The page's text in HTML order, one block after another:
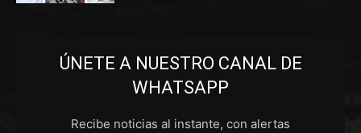
ÚNETE A NUESTRO CANAL DE
WHATSAPP
Recibe noticias al instante, con alertas